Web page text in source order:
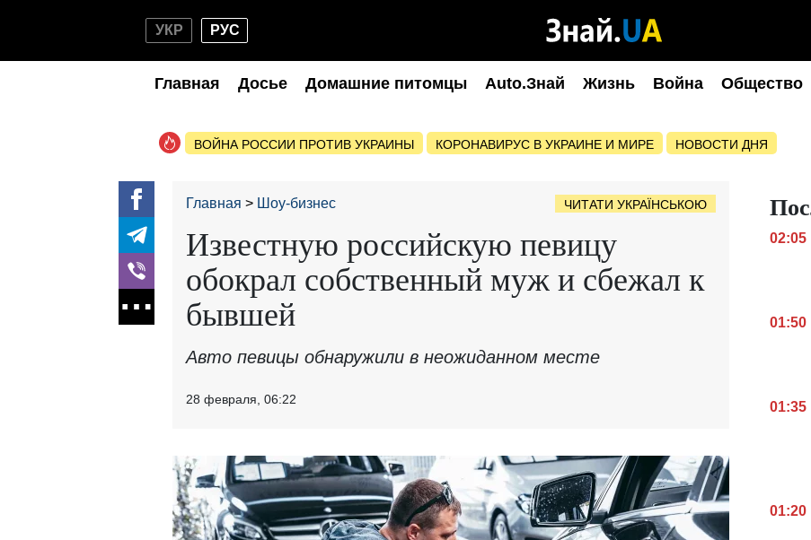
УКР РУС
Главная Досье Домашние питомцы Auto.Знай Жизнь Война Общество
ВОЙНА РОССИИ ПРОТИВ УКРАИНЫ КОРОНАВИРУС В УКРАИНЕ И МИРЕ НОВОСТИ ДНЯ
Главная Шоу-бизнес ЧИТАТИ УКРАЇНСЬКОЮ
Известную российскую певицу
обокрал собственный муж и сбежал к
бывшей
Авто певицы обнаружили в неожиданном месте
28 февраля, 06:22
02:05
01:50
01:35
01:20